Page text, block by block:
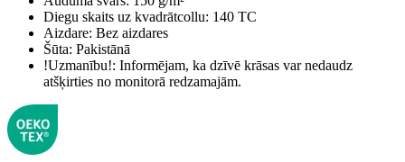
Diegu skaits uz kvadrātcollu: 140 TC
Aizdare: Bez aizdares
Šūta: Pakistānā
!Uzmanību!: Informējam, ka dzīvē krāsas var nedaudz
atšķirties no monitorā redzamajām.